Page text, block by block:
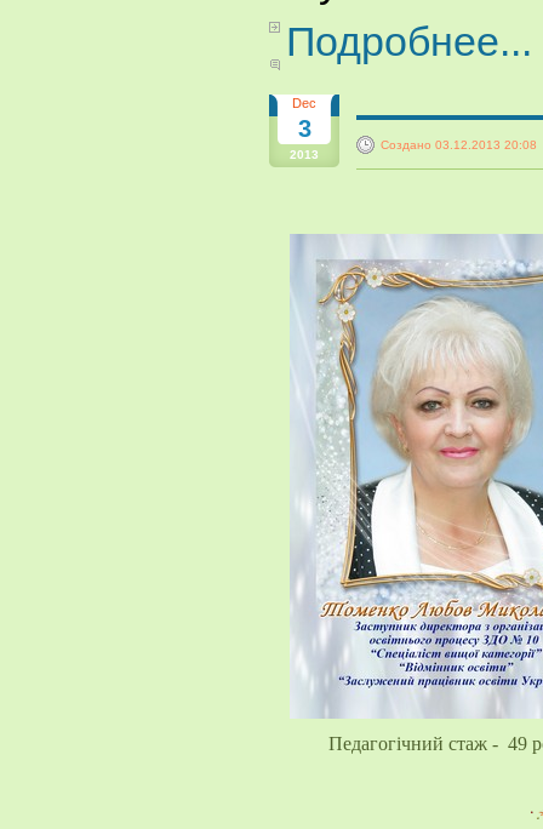
Подробнее...
Dec
3
2013
Создано 03.12.2013 20:08
Педагогічний стаж - 49